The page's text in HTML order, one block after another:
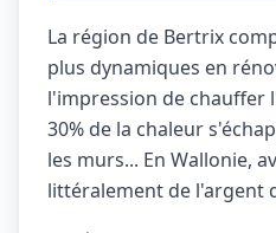
La région de Bertrix
plus dynamiques en
l'impression de chauffer
30% de la chaleur
les murs... En Wallonie,
littéralement de l'argent